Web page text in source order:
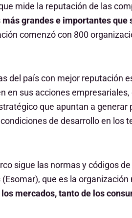
mide la reputación de las
más grandes e importantes
comenzó con 800
del país con mejor reputación
en sus acciones
que apuntan a
de desarrollo en los
sigue las normas y códigos
que es la
mercados, tanto de los